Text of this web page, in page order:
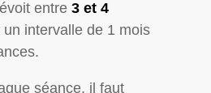
entre 3 et 4
un intervalle de 1 mois
séance, il faut